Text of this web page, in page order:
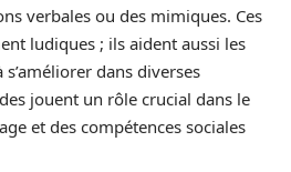
verbales ou des mimiques. Ces
ludiques ; ils aident aussi les
dans diverses
jouent un rôle crucial dans le
et des compétences sociales